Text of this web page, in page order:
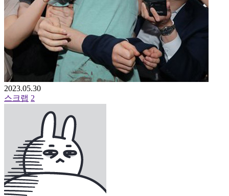
2023.05.30
스크랩 2